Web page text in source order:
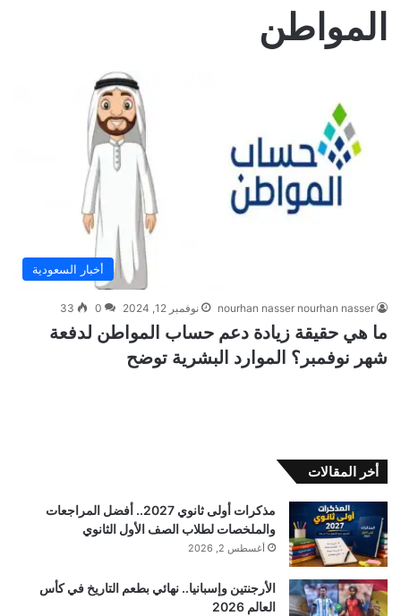
المواطن
أخبار السعودية
nourhan nasser nourhan nasser نوفمبر 12, 2024 0
33
ما هي حقيقة زيادة دعم حساب المواطن لدفعة
شهر نوفمبر؟ الموارد البشرية توضح
أخر المقالات
مذكرات أولى ثانوي 2027.. أفضل المراجعات
والملخصات لطلاب الصف الأول الثانوي
أغسطس 2, 2026
الأرجنتين وإسبانيا.. نهائي بطعم التاريخ في كأس
العالم 2026